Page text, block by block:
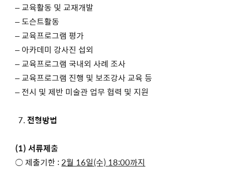
– 교육활동 및 교재개발
– 도슨트활동
– 교육프로그램 평가
– 아카데미 강사진 섭외
– 교육프로그램 국내외 사례 조사
– 교육프로그램 진행 및 보조강사 교육 등
– 전시 및 제반 미술관 업무 협력 및 지원
전형방법
(1) 서류제출
○ 제출기한 :2월 16일(수) 18:00까지